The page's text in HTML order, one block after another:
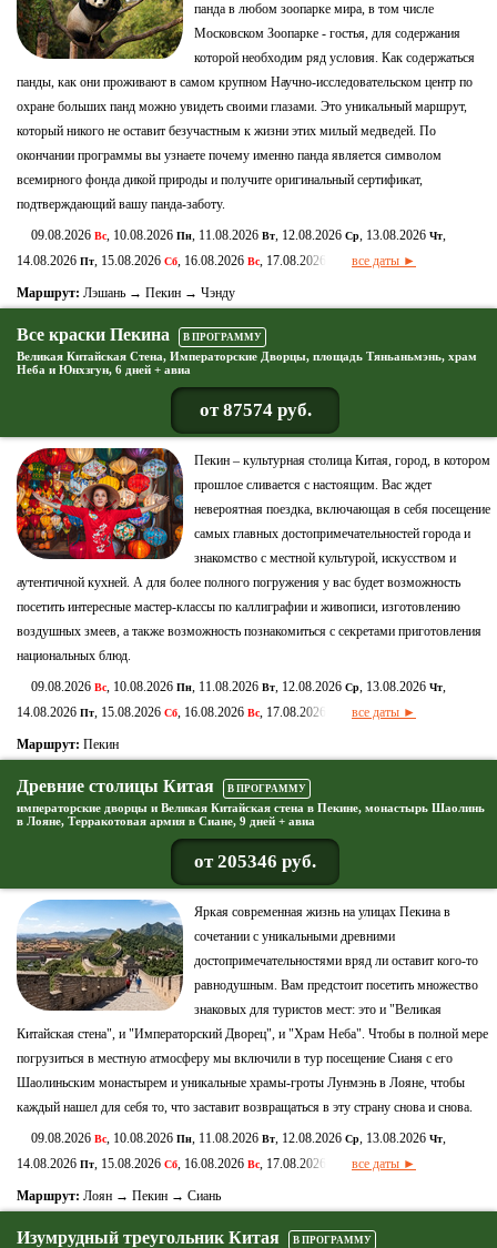
панда в любом зоопарке мира, в том числе
Московском Зоопарке - гостья, для содержания
которой необходим ряд условия. Как содержаться
панды, как они проживают в самом крупном Научно-исследовательском центр по
охране больших панд можно увидеть своими глазами. Это уникальный маршрут,
который никого не оставит безучастным к жизни этих милый медведей. По
окончании программы вы узнаете почему именно панда является символом
всемирного фонда дикой природы и получите оригинальный сертификат,
подтверждающий вашу панда-заботу.
09.08.2026 Вс, 10.08.2026 Пн, 11.08.2026 Вт, 12.08.2026 Ср, 13.08.2026 Чт,
14.08.2026 Пт, 15.08.2026 Сб, 16.08.2026 Вс, 17.08.2026 все даты ►
Маршрут: Лэшань → Пекин → Чэнду
Все краски Пекина В ПРОГРАММУ
Великая Китайская Стена, Императорские Дворцы, площадь Тяньаньмэнь, храм
Неба и Юнхзгун, 6 дней + авиа
от 87574 руб.
Пекин – культурная столица Китая, город, в котором
прошлое сливается с настоящим. Вас ждет
невероятная поездка, включающая в себя посещение
самых главных достопримечательностей города и
знакомство с местной культурой, искусством и
аутентичной кухней. А для более полного погружения у вас будет возможность
посетить интересные мастер-классы по каллиграфии и живописи, изготовлению
воздушных змеев, а также возможность познакомиться с секретами приготовления
национальных блюд.
09.08.2026 Вс, 10.08.2026 Пн, 11.08.2026 Вт, 12.08.2026 Ср, 13.08.2026 Чт,
14.08.2026 Пт, 15.08.2026 Сб, 16.08.2026 Вс, 17.08.2026 все даты ►
Маршрут: Пекин
Древние столицы Китая В ПРОГРАММУ
императорские дворцы и Великая Китайская стена в Пекине, монастырь Шаолинь
в Лояне, Терракотовая армия в Сиане, 9 дней + авиа
от 205346 руб.
Яркая современная жизнь на улицах Пекина в
сочетании с уникальными древними
достопримечательностями вряд ли оставит кого-то
равнодушным. Вам предстоит посетить множество
знаковых для туристов мест: это и "Великая
Китайская стена", и "Императорский Дворец", и "Храм Неба". Чтобы в полной мере
погрузиться в местную атмосферу мы включили в тур посещение Сианя с его
Шаолиньским монастырем и уникальные храмы-гроты Лунмэнь в Лояне, чтобы
каждый нашел для себя то, что заставит возвращаться в эту страну снова и снова.
09.08.2026 Вс, 10.08.2026 Пн, 11.08.2026 Вт, 12.08.2026 Ср, 13.08.2026 Чт,
14.08.2026 Пт, 15.08.2026 Сб, 16.08.2026 Вс, 17.08.2026 все даты ►
Маршрут: Лоян → Пекин → Сиань
Изумрудный треугольник Китая В ПРОГРАММУ